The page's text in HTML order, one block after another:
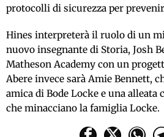
protocolli di sicurezza per
Hines interpreterà il ruolo di un
nuovo insegnante di Storia, Josh
Matheson Academy con un
Abere invece sarà Amie Bennett,
amica di Bode Locke e una alleata
che minacciano la famiglia Locke.